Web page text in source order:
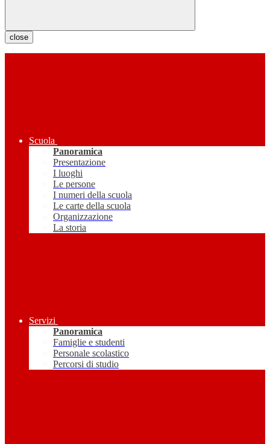
close
Scuola
Panoramica
Presentazione
I luoghi
Le persone
I numeri della scuola
Le carte della scuola
Organizzazione
La storia
Servizi
Panoramica
Famiglie e studenti
Personale scolastico
Percorsi di studio